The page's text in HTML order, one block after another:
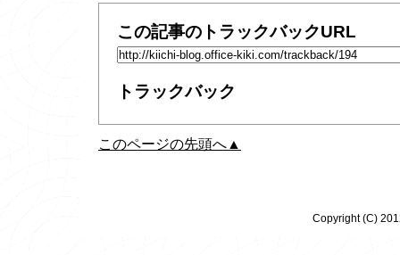
この記事のトラックバックURL
トラックバック
このページの先頭へ▲
Copyright (C)